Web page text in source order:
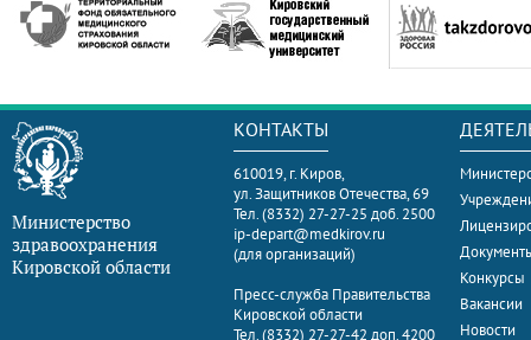
Министерство
здравоохранения
Кировской области
КОНТАКТЫ
610019, г. Киров,
ул. Защитников Отечества, 69
Тел. (8332) 27-27-25 доб. 2500
ip-depart@medkirov.ru
(для организаций)
Пресс-служба Правительства
Кировской области
Тел. (8332) 27-27-42 доп. 4200
Конкурсы
Вакансии
Новости